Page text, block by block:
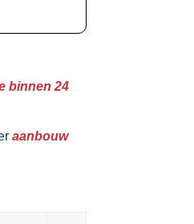
binnen 24
aanbouw